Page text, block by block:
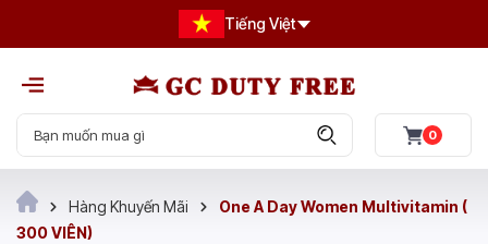
Tiếng Việt
0
Hàng Khuyến Mãi
One A Day Women Multivitamin (
300 VIÊN)